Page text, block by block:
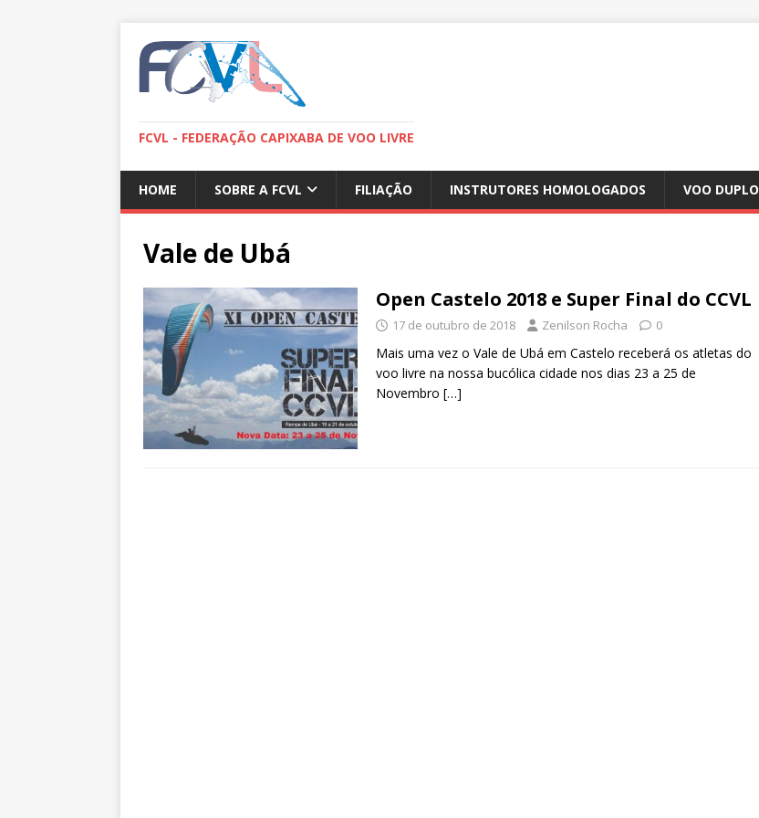
FCVL - FEDERAÇÃO CAPIXABA DE VOO LIVRE
HOME SOBRE A FCVL FILIAÇÃO INSTRUTORES HOMOLOGADOS VOO DUPLO
Vale de Ubá
Open Castelo 2018 e Super Final do CCVL
17 de outubro de 2018 Zenilson Rocha 0
Mais uma vez o Vale de Ubá em Castelo receberá os atletas do
voo livre na nossa bucólica cidade nos dias 23 a 25 de
Novembro […]